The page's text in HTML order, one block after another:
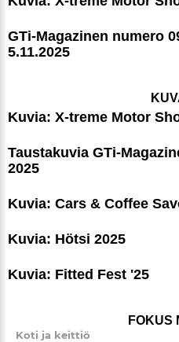
GTi-Magazinen numero
5.11.2025
Kuvia: X-treme Motor
Taustakuvia GTi-
2025
Kuvia: Cars & Coffee
Kuvia: Hötsi 2025
Kuvia: Fitted Fest '25
FOKUS
Koti ja keittiö